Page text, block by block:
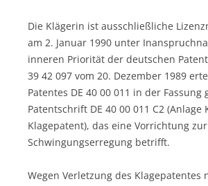
Die Klägerin ist ausschließliche
am 2. Januar 1990 unter
inneren Priorität der deutschen
39 42 097 vom 20. Dezember 1989
Patentes DE 40 00 011 in der Fassung
Patentschrift DE 40 00 011 C2 (Anlage
Klagepatent), das eine Vorrichtung zur
Schwingungserregung betrifft.
Wegen Verletzung des Klagepatentes